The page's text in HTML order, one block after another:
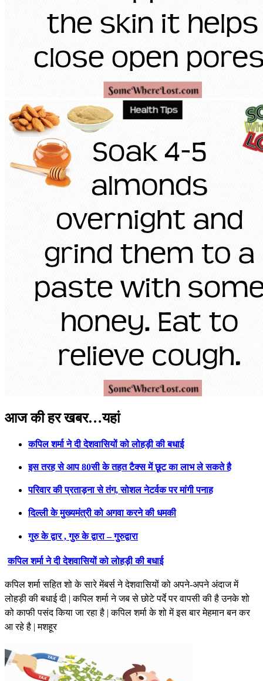
आज की हर खबर…यहां
कपिल शर्मा ने दी देशवासियों को लोहड़ी की बधाई
इस तरह से आप 80सी के तहत टैक्स में छूट का लाभ ले सकते है
परिवार की प्रताड़ना से तंग, सोशल नेटर्वक पर मांगी पनाह
दिल्ली के मुख्यमंत्री को अगवा करने की धमकी
गुरु के द्वार , गुरु के द्वारा – गुरुद्वारा
कपिल शर्मा ने दी देशवासियों को लोहड़ी की बधाई
कपिल शर्मा सहित शो के सारे मेंबर्स ने देशवासियों को अपने-अपने अंदाज में
लोहड़ी की बधाई दी | कपिल शर्मा ने जब से छोटे पर्दे पर वापसी की है उनके शो
को काफी पसंद किया जा रहा है | कपिल शर्मा के शो में इस बार मेहमान बन कर
आ रहे है | मशहूर